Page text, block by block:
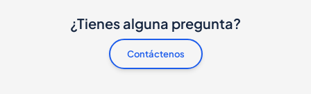
¿Tienes alguna pregunta?
Contáctenos